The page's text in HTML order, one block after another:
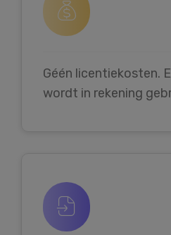
Géén licentiekosten.
wordt in rekening